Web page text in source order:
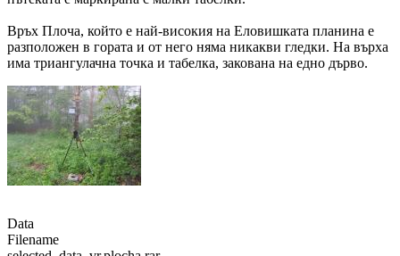
Връх Плоча, който е най-високия на Еловишката планина е
разположен в гората и от него няма никакви гледки. На върха
има триангулачна точка и табелка, закована на едно дърво.
Data
Filename